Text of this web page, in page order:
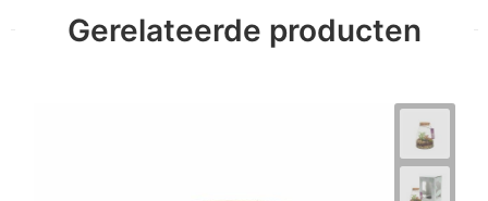
Gerelateerde producten